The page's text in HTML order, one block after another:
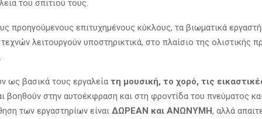
του σπιτιού τους.
προηγούμενους επιτυχημένους κύκλους, τα βιωματικά
λειτουργούν υποστηρικτικά, στο πλαίσιο της ολιστικής
ως βασικά τους εργαλεία τη μουσική, το χορό, τις
βοηθούν στην αυτοέκφραση και στη φροντίδα του πνεύματος
των εργαστηρίων είναι ΔΩΡΕΑΝ και ΑΝΩΝΥΜΗ, αλλά